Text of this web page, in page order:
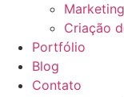
Criação
Portfólio
Blog
Contato